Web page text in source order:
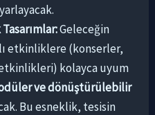
Geleceğin
etkinliklere (konserler,
kolayca uyum
ve dönüştürülebilir
Bu esneklik, tesisin